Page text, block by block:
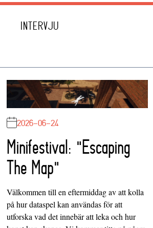
INTERVJU
2026-06-24
Minifestival: "Escaping
The Map"
Välkommen till en eftermiddag av att kolla
på hur dataspel kan användas för att
utforska vad det innebär att leka och hur